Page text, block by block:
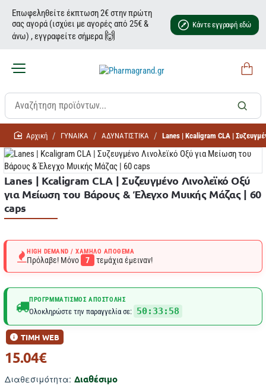
Επωφεληθείτε έκπτωση 2€ στην πρώτη
σας αγορά (ισχύει με αγορές από 25€ &
άνω) , εγγραφείτε σήμερα 🙌
Κάντε εγγραφή εδώ
homeΓΥΝΑΙΚΑ ΑΔΥΝΑΤΙΣΤΙΚΑ Lanes | Kcaligram CLA |
Lanes | Kcaligram CLA | Συζευγμένο Λινολεϊκό Οξύ
για Μείωση του Βάρους & Έλεγχο Μυικής Μάζας | 60
caps
HIGH DEMAND / ΧΑΜΗΛΌ ΑΠΌΘΕΜΑ
Πρόλαβε! Μόνο 7 τεμάχια έμειναν!
ΠΡΟΓΡΜΜΑΤΙΣΜΌΣ ΑΠΟΣΤΟΛΉΣ
Ολοκληρώστε την παραγγελία σε: 50:33:58
Διαθεσιμότητα: Διαθέσιμο
ΤΙΜΗ WEB
15.04€